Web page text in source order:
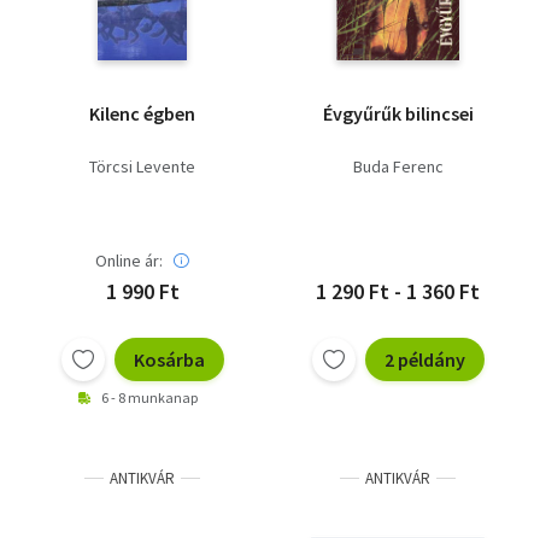
Kilenc égben
Törcsi Levente
Online ár:
1 990 Ft
Kosárba
6 - 8 munkanap
Évgyűrűk bilincsei
Buda Ferenc
1 290 Ft - 1 360 Ft
2 példány
ANTIKVÁR ANTIKVÁR